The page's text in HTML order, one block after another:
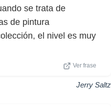
se trata de
de pintura
el nivel es muy
Ver frase
Jerry Saltz